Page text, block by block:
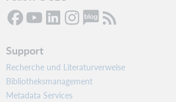
Support
Recherche und Literaturverweise
Bibliotheksmanagement
Metadata Services